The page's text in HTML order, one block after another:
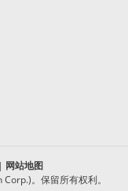
网站地图
。保留所有权利。